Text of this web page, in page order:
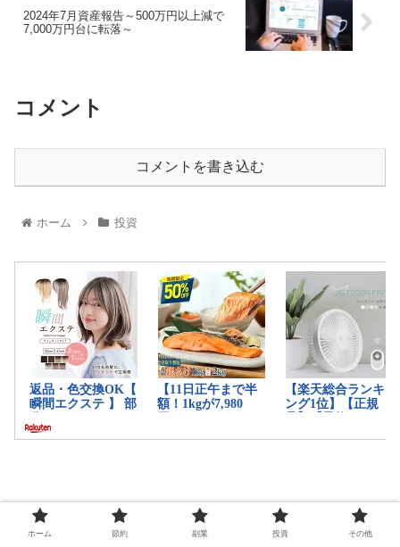
2024年7月資産報告～500万円以上減で
7,000万円台に転落～
コメント
コメントを書き込む
ホーム 投資
ホーム 節約 副業 投資 その他